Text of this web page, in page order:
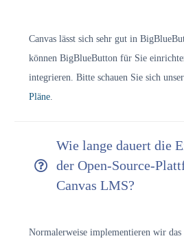
Canvas lässt sich sehr gut in
können BigBlueButton für Sie
integrieren. Bitte schauen Sie sich
Pläne.
Wie lange dauert die
der Open-Source-
Canvas LMS?
Normalerweise implementieren wir das